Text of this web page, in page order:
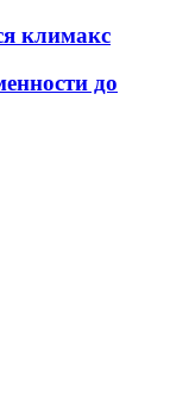
климакс
до